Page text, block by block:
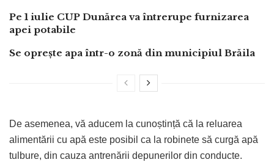
Pe 1 iulie CUP Dunărea va întrerupe furnizarea
apei potabile
Se oprește apa într-o zonă din municipiul Brăila
De asemenea, vă aducem la cunoștință că la reluarea
alimentării cu apă este posibil ca la robinete să curgă apă
tulbure, din cauza antrenării depunerilor din conducte.